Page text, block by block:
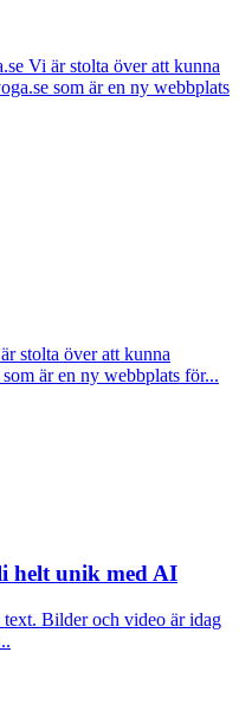
Vi är stolta över att kunna
som är en ny webbplats
stolta över att kunna
är en ny webbplats för...
helt unik med AI
Bilder och video är idag